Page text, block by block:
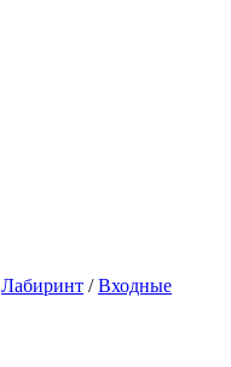
Лабиринт /Входные